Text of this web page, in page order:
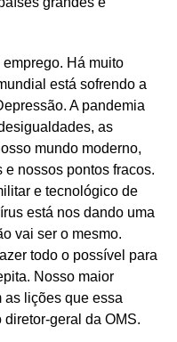
Há muito
está sofrendo a
A pandemia
as
mundo moderno,
nossos pontos fracos.
e tecnológico de
está nos dando uma
vai ser o mesmo.
todo o possível para
Nosso maior
as lições que essa
diretor-geral da OMS.